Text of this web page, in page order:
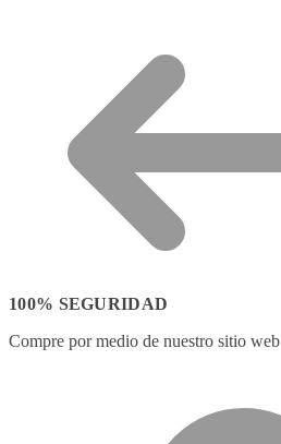
100% SEGURIDAD
Compre por medio de nuestro sitio web